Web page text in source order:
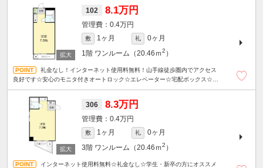
102 8.1万円
0.4万円
敷 1ヶ月 礼
0ヶ月
1階 ワンルーム（20.46ｍ2 ）
礼金なし！インターネット使用料無料！山手線徒歩圏内でアクセス
良好です☆安心のモニタ付きオートロック☆エレベーター☆宅配ボックス☆洗
306 8.3万円
0.4万円
敷 1ヶ月 礼
0ヶ月
3階 ワンルーム（20.46ｍ2 ）
インターネット使用料無料☆礼金なし☆学生・新卒の方にオススメ